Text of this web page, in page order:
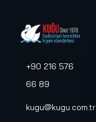
+90 216 576
66 89
kugu@kugu.com.tr